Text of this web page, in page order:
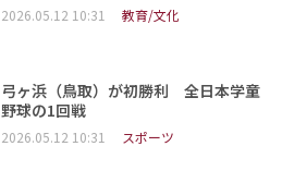
2026.05.12 10:31 教育/文化
弓ヶ浜（鳥取）が初勝利 全日本学童
野球の1回戦
2026.05.12 10:31 スポーツ